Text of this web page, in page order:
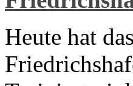
Heute hat